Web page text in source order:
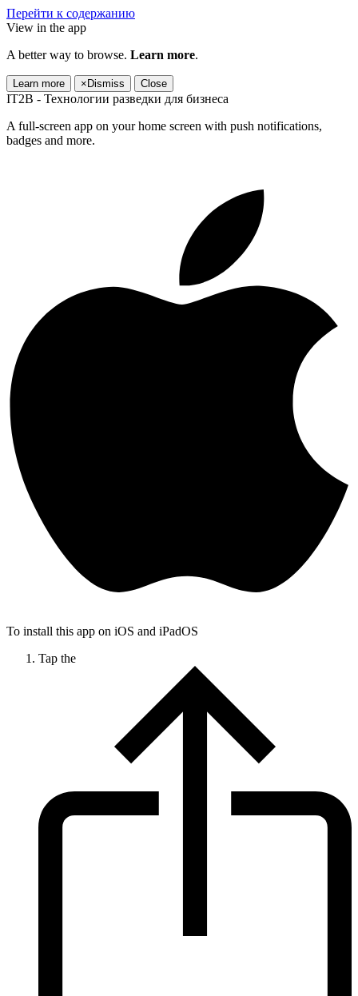
Перейти к содержанию
View in the app
A better way to browse. Learn more.
Learn more × Dismiss Close
IT2B - Технологии разведки для бизнеса
A full-screen app on your home screen with push notifications,
badges and more.
To install this app on iOS and iPadOS
Tap the